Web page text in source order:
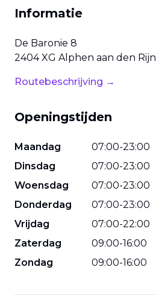
Informatie
De Baronie 8
2404 XG Alphen aan den Rijn
Routebeschrijving →
Openingstijden
Maandag 07:00-23:00
Dinsdag
07:00-23:00
Woensdag
07:00-23:00
Donderdag
07:00-23:00
Vrijdag
07:00-22:00
Zaterdag
09:00-16:00
Zondag
09:00-16:00